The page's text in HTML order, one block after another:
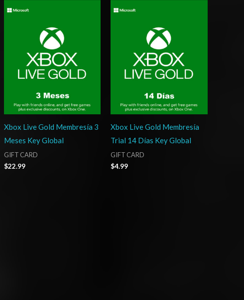
Xbox Live Gold Membresía 3
Meses Key Global
GIFT CARD
$22.99
Xbox Live Gold Membresía
Trial 14 Días Key Global
GIFT CARD
$4.99